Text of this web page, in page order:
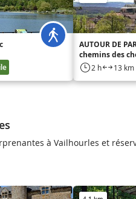
AUTOUR DE
chemins des
2 h 13 km
à Vailhourles et